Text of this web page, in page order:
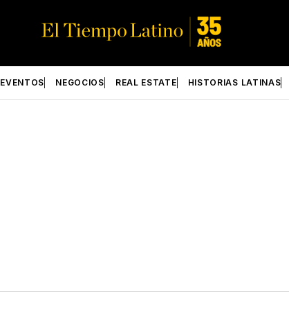
EVENTOS NEGOCIOS REAL ESTATE HISTORIAS LATINAS